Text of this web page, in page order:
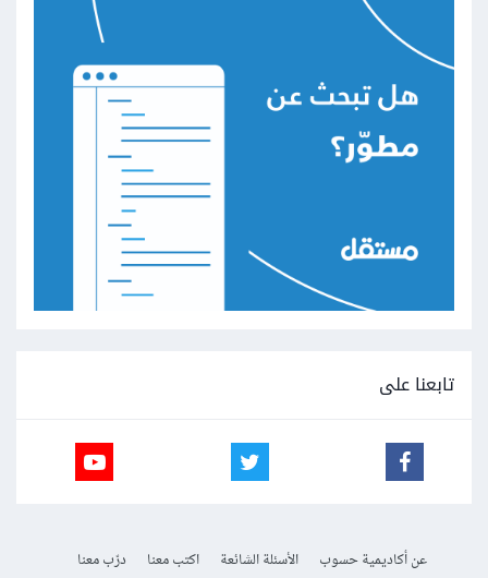
تابعنا على
عن أكاديمية حسوب الأسئلة الشائعة اكتب معنا
درّب معنا